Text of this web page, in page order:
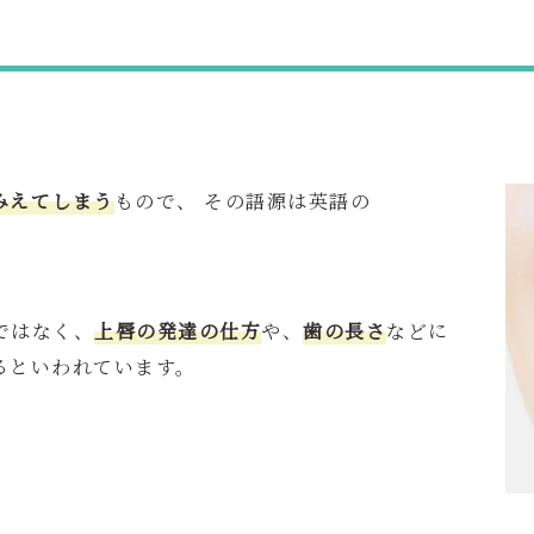
えてしまうもので、 その語源は英語の
なく、 上唇の発達の仕方や、 歯の長さなどに
いわれています。